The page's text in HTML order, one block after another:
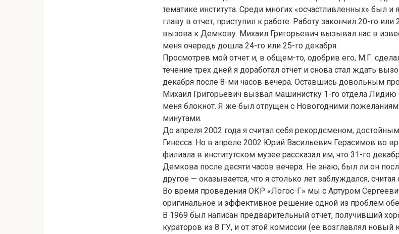
тематике института. Среди многих «осчастливленных» был и
главу в отчет, приступил к работе. Работу закончил 20-го
вызова к Демкову. Михаил Григорьевич вызывал нас в
меня очередь дошла 24-го или 25-го декабря.
Просмотрев мой отчет и, в общем-то, одобрив его, М.Г.
течение трех дней я доработал отчет и снова стал ждать
декабря после 8-ми часов вечера. Оставшись довольным
Михаил Григорьевич вызвал машинистку 1-го отдела
меня блокнот. Я же был отпущен с Новогодними
минутами.
До апреля 2002 года я считал себя рекордсменом,
Гинесса. Но в апреле 2002 Юрий Васильевич Герасимов во
филиала в институтском музее рассказал им, что 31-го
Демкова после десяти часов вечера. Не знаю, был ли он
другое — оказывается, что я столько лет заблуждался,
Во время проведения ОКР «Логос-Г» мы с Артуром
оригинальное и эффективное решение одной из проблем
В 1969 был написан предварительный отчет, получивший
кураторов из 8 ГУ, и от этой комиссии (ее возглавлял